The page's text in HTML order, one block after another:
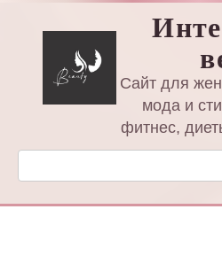
Сайт для
мода и
фитнес,
Поиск: